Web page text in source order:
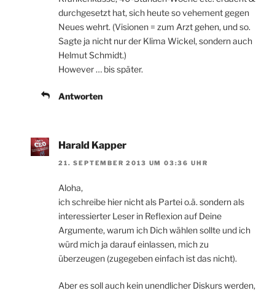
durchgesetzt hat, sich heute so vehement gegen
Neues wehrt. (Visionen = zum Arzt gehen, und so.
Sagte ja nicht nur der Klima Wickel, sondern auch
Helmut Schmidt.)
However … bis später.
Antworten
Harald Kapper
21. SEPTEMBER 2013 UM 03:36 UHR
Aloha,
ich schreibe hier nicht als Partei o.ä. sondern als
interessierter Leser in Reflexion auf Deine
Argumente, warum ich Dich wählen sollte und ich
würd mich ja darauf einlassen, mich zu
überzeugen (zugegeben einfach ist das nicht).
Aber es soll auch kein unendlicher Diskurs werden,